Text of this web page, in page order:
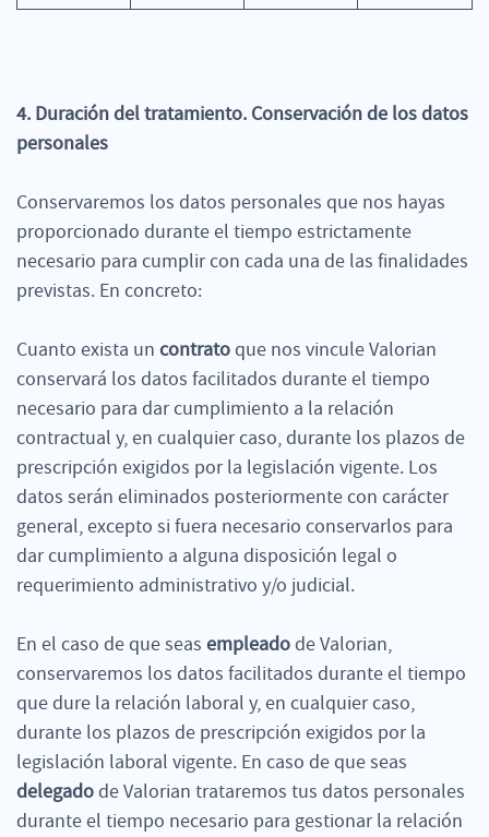
4. Duración del tratamiento. Conservación de los datos
personales
Conservaremos los datos personales que nos hayas
proporcionado durante el tiempo estrictamente
necesario para cumplir con cada una de las finalidades
previstas. En concreto:
Cuanto exista un contrato que nos vincule Valorian
conservará los datos facilitados durante el tiempo
necesario para dar cumplimiento a la relación
contractual y, en cualquier caso, durante los plazos de
prescripción exigidos por la legislación vigente. Los
datos serán eliminados posteriormente con carácter
general, excepto si fuera necesario conservarlos para
dar cumplimiento a alguna disposición legal o
requerimiento administrativo y/o judicial.
En el caso de que seas empleado de Valorian,
conservaremos los datos facilitados durante el tiempo
que dure la relación laboral y, en cualquier caso,
durante los plazos de prescripción exigidos por la
legislación laboral vigente. En caso de que seas
delegado de Valorian trataremos tus datos personales
durante el tiempo necesario para gestionar la relación